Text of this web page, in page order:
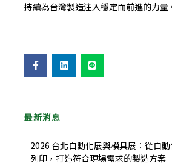
持續為台灣製造注入穩定而前進的力量
F
a
c
o
k
f
L
i
n
L
i
n
最新消息
2026 台北自動化展與模具展：從自
列印，打造符合現場需求的製造方案